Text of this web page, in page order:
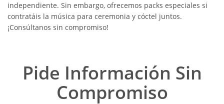
independiente. Sin embargo, ofrecemos packs especiales si
contratáis la música para ceremonia y cóctel juntos.
¡Consúltanos sin compromiso!
Pide Información Sin
Compromiso